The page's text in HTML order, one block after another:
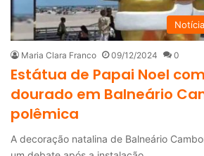
Maria Clara Franco 09/12/2024 0
Estátua de Papai Noel
dourado em Balneário
polêmica
A decoração natalina de Balneário